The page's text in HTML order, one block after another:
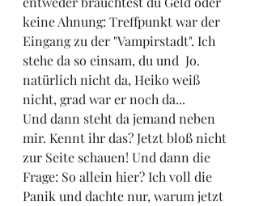
keine Ahnung: Treffpunkt war der
Eingang zu der "Vampirstadt". Ich
stehe da so einsam, du und  Jo.
natürlich nicht da, Heiko weiß
nicht, grad war er noch da...
Und dann steht da jemand neben
mir. Kennt ihr das? Jetzt bloß nicht
zur Seite schauen! Und dann die
Frage: So allein hier? Ich voll die
Panik und dachte nur, warum jetzt